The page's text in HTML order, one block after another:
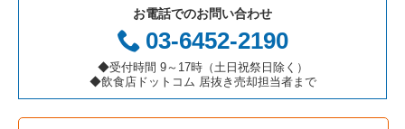
お弁当・惣菜・デリの居抜き売却物件の案件一覧
カラオケ・パブ・スナックの居抜き売却物件の案件一覧
バーの居抜き売却物件の案件一覧
三重県の飲食店の居抜き売却物件の案件一覧
大阪市都島区の飲食店の居抜き売却物件の案件一覧
大阪市阿倍野区の飲食店の居抜き売却物件の案件一覧
東大阪市の飲食店の居抜き売却物件の案件一覧
大阪府のアジア料理の居抜き売却物件の案件一覧
大阪府のカフェの居抜き売却物件の案件一覧
大阪府のテイクアウトの居抜き売却物件の案件一覧
大阪市北区のカフェの居抜き売却物件の案件一覧
大阪市北区のテイクアウトの居抜き売却物件の案件一覧
大阪市北区のお弁当・惣菜・デリの居抜き売却物件の案件一覧
お電話でのお問い合わせ
03-6452-2190
◆受付時間 9～17時（土日祝祭日除く）
◆飲食店ドットコム 居抜き売却担当者まで